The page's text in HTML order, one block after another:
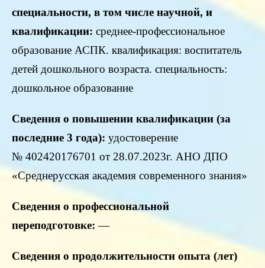
специальности, в том числе научной, и
квалификации: среднее-профессиональное
образование АСПК. квалификация: воспитатель
детей дошкольного возраста. специальность:
дошкольное образование
Сведения о повышении квалификации (за
последние 3 года): удостоверение
№ 402420176701 от 28.07.2023г. АНО ДПО
«Среднерусская академия современного знания»
Сведения о профессиональной
переподготовке:—
Сведения о продолжительности опыта (лет)